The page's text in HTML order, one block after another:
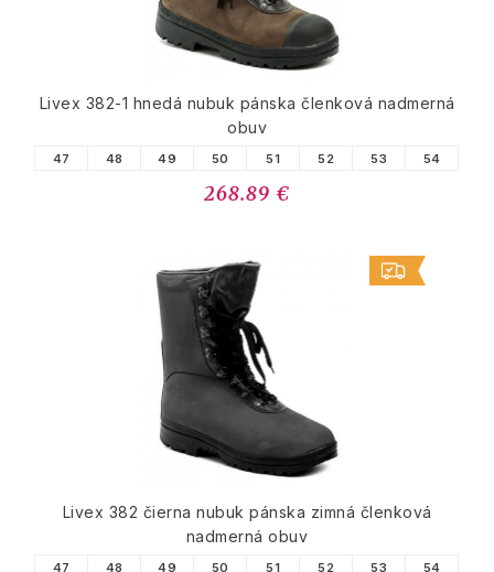
Livex 382-1 hnedá nubuk pánska členková nadmerná
obuv
47 48 49 50 51 52 53 54
268.89 €
Livex 382 čierna nubuk pánska zimná členková
nadmerná obuv
47 48 49 50 51 52 53 54